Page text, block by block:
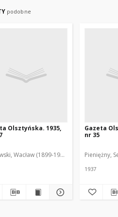
podobne
Olsztyńska. 1935,
Wacław (1899-1975). Red.
Gazeta
nr 35
Pieniężny,
1937